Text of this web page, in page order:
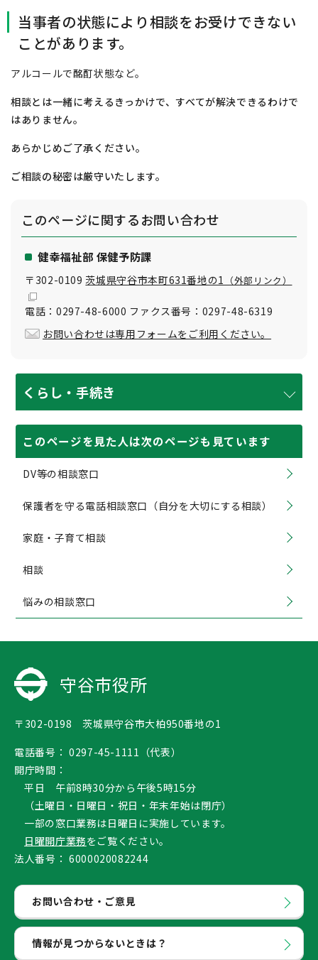
当事者の状態により相談をお受けできない
ことがあります。
アルコールで酩酊状態など。
相談とは一緒に考えるきっかけで、すべてが解決できるわけで
はありません。
あらかじめご了承ください。
ご相談の秘密は厳守いたします。
このページに関するお問い合わせ
健幸福祉部 保健予防課
〒302-0109茨城県守谷市本町631番地の1 （外部リンク）
電話：0297-48-6000 ファクス番号：0297-48-6319
お問い合わせは専用フォームをご利用ください。
くらし・手続き
このページを見た人は次のページも見ています
DV等の相談窓口
保護者を守る電話相談窓口（自分を大切にする相談）
家庭・子育て相談
相談
悩みの相談窓口
守谷市役所
〒302-0198 茨城県守谷市大柏950番地の1
電話番号： 0297-45-1111（代表）
開庁時間：
平日 午前8時30分から午後5時15分
（土曜日・日曜日・祝日・年末年始は閉庁）
一部の窓口業務は日曜日に実施しています。
日曜開庁業務をご覧ください。
法人番号： 6000020082244
お問い合わせ・ご意見
情報が見つからないときは？